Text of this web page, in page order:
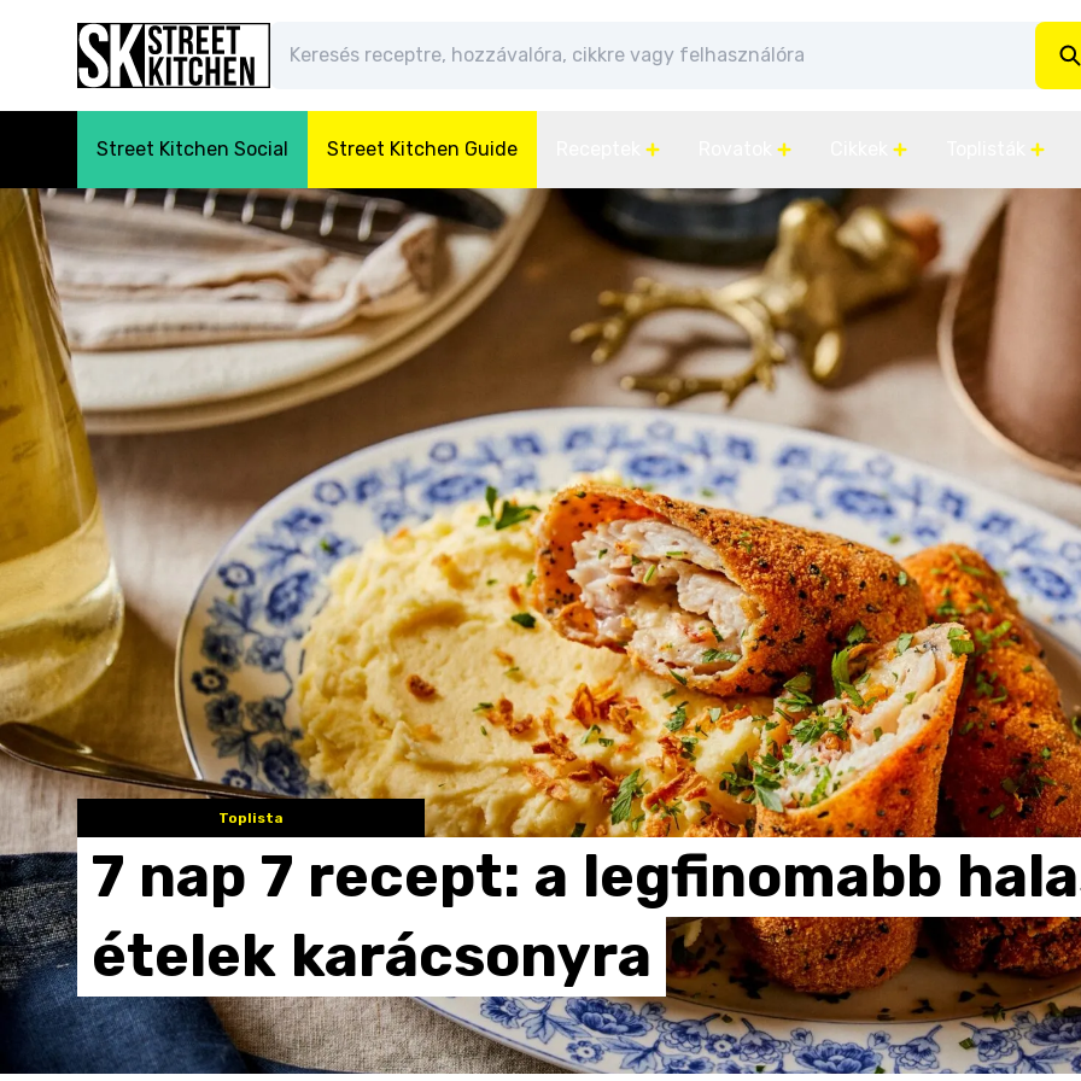
Street Kitchen Social Street Kitchen Guide
Toplista
7 nap 7 recept: a legfinomabb
ételek karácsonyra